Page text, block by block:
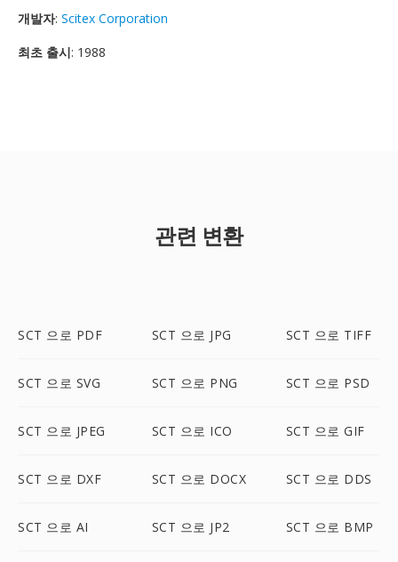
개발자: Scitex Corporation
최초 출시: 1988
관련 변환
SCT 으로 PDF SCT 으로 JPG SCT 으로 TIFF
SCT 으로 SVG SCT 으로 PNG SCT 으로 PSD
SCT 으로 JPEG SCT 으로 ICO SCT 으로 GIF
SCT 으로 DXF SCT 으로 DOCX SCT 으로 DDS
SCT 으로 AI SCT 으로 JP2 SCT 으로 BMP